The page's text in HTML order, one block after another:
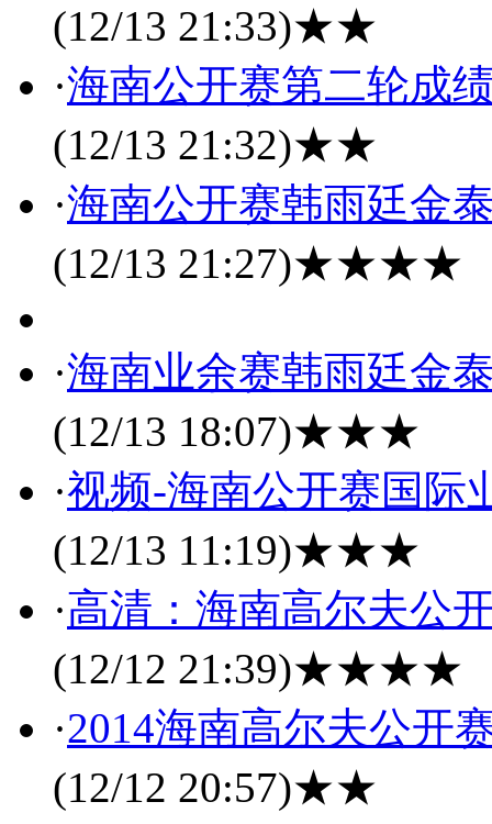
(12/13 21:33)★★
·海南公开赛第二轮成
(12/13 21:32)★★
·海南公开赛韩雨廷金
(12/13 21:27)★★★★
·海南业余赛韩雨廷金
(12/13 18:07)★★★
·视频-海南公开赛国际
(12/13 11:19)★★★
·高清：海南高尔夫公
(12/12 21:39)★★★★
·2014海南高尔夫公开
(12/12 20:57)★★